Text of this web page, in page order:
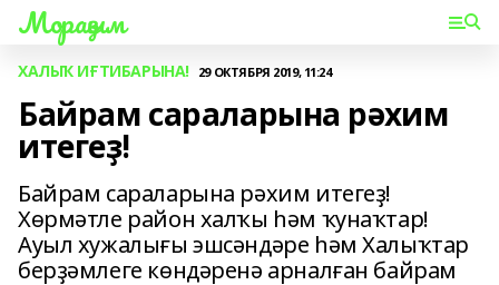
Мораҙым
ХАЛЫҠ ИҒТИБАРЫНА! 29 ОКТЯБРЯ 2019, 11:24
Байрам сараларына рәхим
итегеҙ!
Байрам сараларына рәхим итегеҙ!
Хөрмәтле район халҡы һәм ҡунаҡтар!
Ауыл хужалығы эшсәндәре һәм Халыҡтар
берҙәмлеге көндәренә арналған байрам